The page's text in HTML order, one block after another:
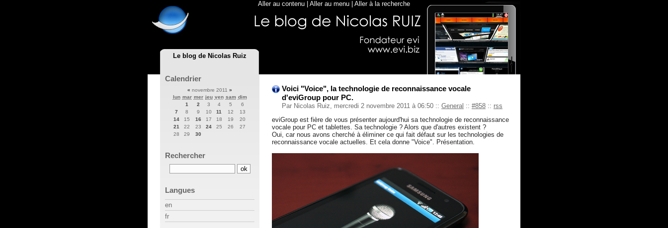
Le blog de Nicolas Ruiz
Aller au contenu Aller au menu Aller à la recherche
Voici "Voice", la technologie de reconnaissance vocale
d'eviGroup pour PC.
Par Nicolas Ruiz, mercredi 2 novembre 2011 à 06:50 :: General :: #858 :: rss
eviGroup est fière de vous présenter aujourd'hui sa technologie de reconnaissance
vocale pour PC et tablettes. Sa technologie ? Alors que d'autres existent ?
Oui, car nous avons cherché à éliminer ce qui fait défaut sur les technologies de
reconnaissance vocale actuelles. Et cela donne "Voice". Présentation.
Calendrier
« novembre 2011 »
lun mar mer jeu ven sam dim
1
2 3 4 5
6
7
8 9 10 11 12
13
14
15 16 17 18 19
20
21
22 23 24 25 26
27
28
29 30
Rechercher
Langues
en
fr